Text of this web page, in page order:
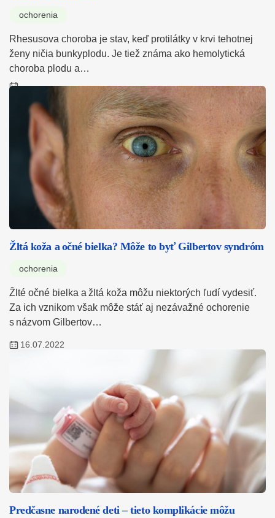
ochorenia
Rhesusova choroba je stav, keď protilátky v krvi tehotnej
ženy ničia bunkyplodu. Je tiež známa ako hemolytická
choroba plodu a…
Žltá koža a očné bielka? Môže to byť Gilbertov syndróm
ochorenia
Žlté očné bielka a žltá koža môžu niektorých ľudí vydesiť.
Za ich vznikom však môže stáť aj nezávažné ochorenie
s názvom Gilbertov…
16.07.2022
Predčasne narodené deti – tieto komplikácie môžu